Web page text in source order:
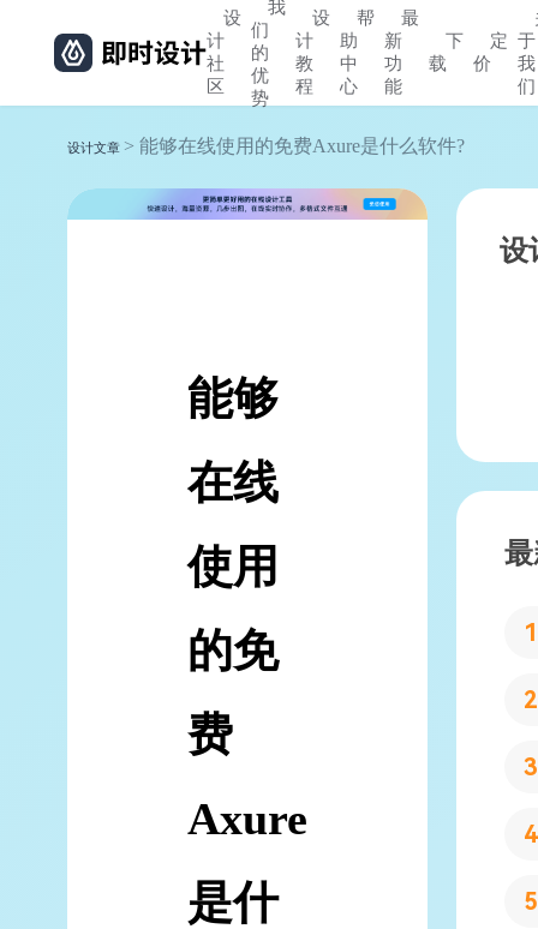
设
计
社
区
我
们
的
优
势
设
计
教
程
帮
助
中
心
最
新
功
能
下
载
定
价
于
我
们
设计文章 > 能够在线使用的免费Axure是什么软件?
能够
在线
使用
的免
费
Axure
是什
设